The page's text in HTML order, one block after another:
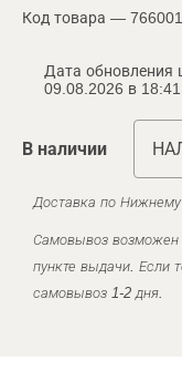
Код товара —
Дата обновления
09.08.2026 в 18:41
В наличии
Доставка по Нижнему
Самовывоз возможен
пункте выдачи. Если
самовывоз 1-2 дня.